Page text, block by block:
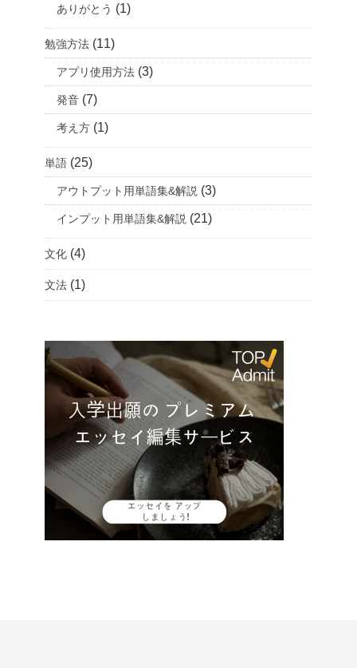
ありがとう (1)
勉強方法 (11)
アプリ使用方法 (3)
発音 (7)
考え方 (1)
単語 (25)
アウトプット用単語集&解説 (3)
インプット用単語集&解説 (21)
文化 (4)
文法 (1)